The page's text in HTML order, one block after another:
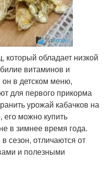
обладает низкой
витаминов и
в детском меню,
для первого прикорма
урожай кабачков на
его можно купить
в зимнее время года.
отличаются от
и полезными